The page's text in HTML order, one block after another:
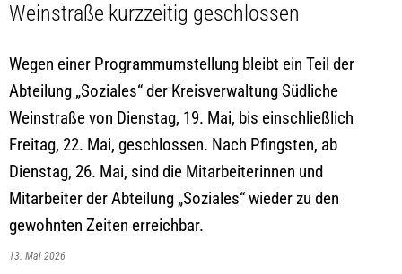
Weinstraße kurzzeitig geschlossen
Wegen einer Programmumstellung bleibt ein Teil der
Abteilung „Soziales“ der Kreisverwaltung Südliche
Weinstraße von Dienstag, 19. Mai, bis einschließlich
Freitag, 22. Mai, geschlossen. Nach Pfingsten, ab
Dienstag, 26. Mai, sind die Mitarbeiterinnen und
Mitarbeiter der Abteilung „Soziales“ wieder zu den
gewohnten Zeiten erreichbar.
13. Mai 2026